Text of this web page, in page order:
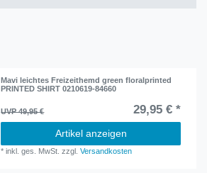
Mavi leichtes Freizeithemd green floralprinted
PRINTED SHIRT 0210619-84660
UVP 49,95 € 29,95 € *
Artikel anzeigen
*inkl. ges. MwSt. zzgl.Versandkosten